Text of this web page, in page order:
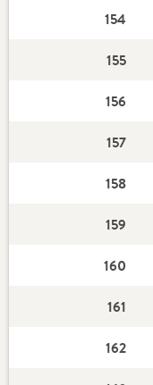
154
155
156
157
158
159
160
161
162